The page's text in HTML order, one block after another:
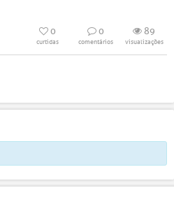
0
curtidas
0
comentários
89
visualizações